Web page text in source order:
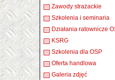
Zawody strażackie
Szkolenia i seminaria
Działania ratownicze
KSRG
Szkolenia dla OSP
Oferta handlowa
Galeria zdjęć